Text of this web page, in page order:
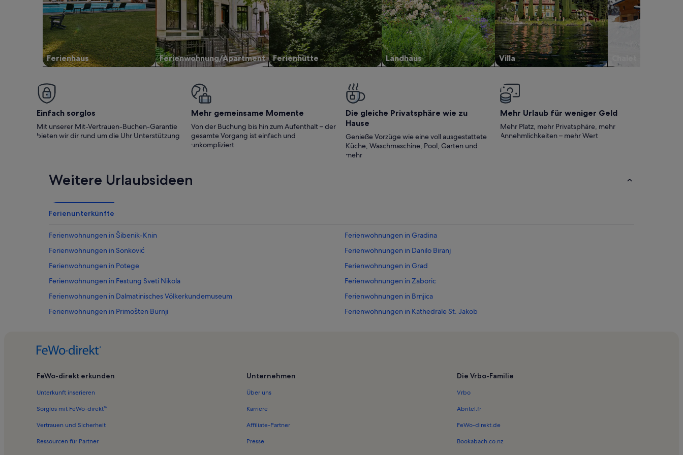
Ferienhaus Ferienwohnung/Apartment Ferienhütte Landhaus Villa
Einfach sorglos
Mit unserer Mit-Vertrauen-Buchen-Garantie
bieten wir dir rund um die Uhr Unterstützung
Mehr gemeinsame Momente
Von der Buchung bis hin zum Aufenthalt – der
gesamte Vorgang ist einfach und
unkompliziert
Die gleiche Privatsphäre wie zu
Hause
Genieße Vorzüge wie eine voll ausgestattete
Küche, Waschmaschine, Pool, Garten und
mehr
Mehr Urlaub für weniger Geld
Mehr Platz, mehr Privatsphäre, mehr
Annehmlichkeiten – mehr Wert
Weitere Urlaubsideen
Ferienunterkünfte
Ferienwohnungen in Šibenik-Knin
Ferienwohnungen in Gradina
Ferienwohnungen in Sonković
Ferienwohnungen in Danilo Biranj
Ferienwohnungen in Potege
Ferienwohnungen in Grad
Ferienwohnungen in Festung Sveti Nikola
Ferienwohnungen in Zaboric
Ferienwohnungen in Dalmatinisches Völkerkundemuseum
Ferienwohnungen in Brnjica
Ferienwohnungen in Primošten Burnji
Ferienwohnungen in Kathedrale St. Jakob
Ferienwohnungen in Kirche Uspenie Bogomatere
Ferienwohnungen in Jadrija
FeWo-direkt erkunden
Unterkunft inserieren
Sorglos mit FeWo-direkt™
Vertrauen und Sicherheit
Ressourcen für Partner
Unternehmen
Über uns
Karriere
Affiliate-Partner
Presse
Die Vrbo-Familie
Vrbo
Abritel.fr
FeWo-direkt.de
Bookabach.co.nz